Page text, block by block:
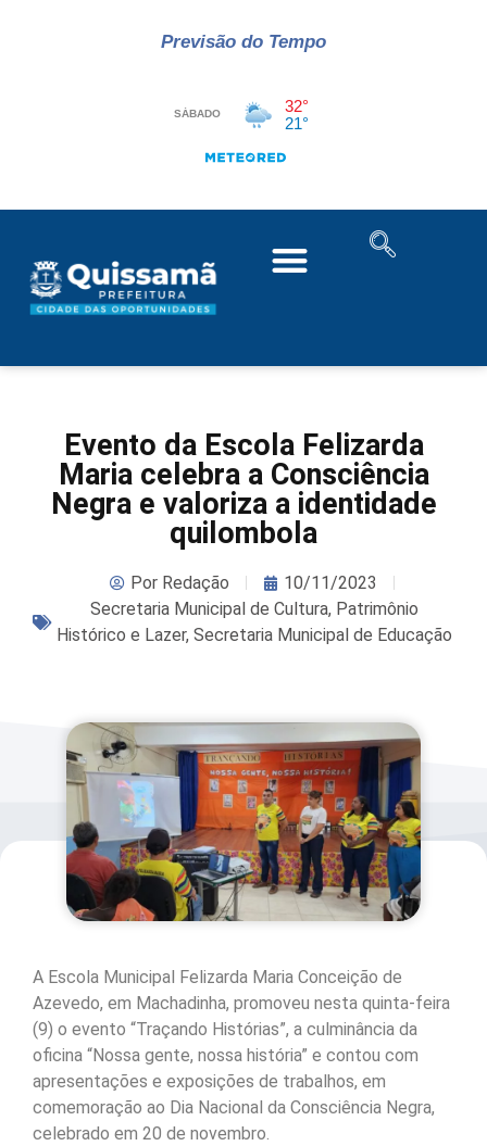
Previsão do Tempo
Evento da Escola Felizarda
Maria celebra a Consciência
Negra e valoriza a identidade
quilombola
PorRedação
10/11/2023
Secretaria Municipal de Cultura, Patrimônio
Histórico e Lazer, Secretaria Municipal de Educação
A Escola Municipal Felizarda Maria Conceição de
Azevedo, em Machadinha, promoveu nesta quinta-feira
(9) o evento “Traçando Histórias”, a culminância da
oficina “Nossa gente, nossa história” e contou com
apresentações e exposições de trabalhos, em
comemoração ao Dia Nacional da Consciência Negra,
celebrado em 20 de novembro.